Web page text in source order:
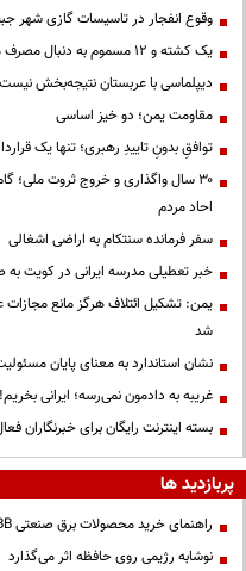
وقوع انفجار در تاسیسات گازی شهر
یک کشته و ۱۲ مسموم به دنبال مصرف مشروبات الکلی در نیشابور
دیپلماسی با عربستان نتیجه‌بخش
مقاومت یمن؛ دو خیز اساسی
توافقِ بدونِ تاییدِ رهبری؛ تنها یک
۳۰ سال واگذاری و خروج ثروت ملی؛
احاد مردم
سفر فرمانده سنتکام به اراضی اشغالی
خبر تعطیلی مدرسه ایرانی در کویت
یمن: تشکیل ائتلاف هرگز مانع
شد
نشان استاندارد به معنای پایان
غریبه به دادمون نمی‌رسه؛ ایرانی بخریم!
بسته اینترنت رایگان برای خبرنگاران
پربازدید ها
راهنمای خرید محصولات برق صنعتی ABB
نوشابه رژیمی روی حافظه اثر می‌گذارد